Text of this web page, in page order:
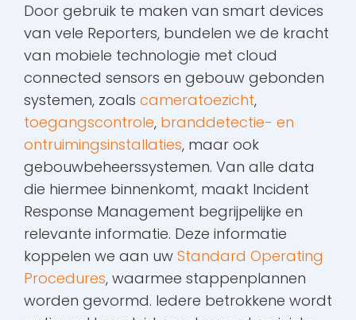
Door gebruik te maken van smart devices
van vele Reporters, bundelen we de kracht
van mobiele technologie met cloud
connected sensors en gebouw gebonden
systemen, zoals cameratoezicht,
toegangscontrole, branddetectie- en
ontruimingsinstallaties, maar ook
gebouwbeheerssystemen. Van alle data
die hiermee binnenkomt, maakt Incident
Response Management begrijpelijke en
relevante informatie. Deze informatie
koppelen we aan uw Standard Operating
Procedures, waarmee stappenplannen
worden gevormd. Iedere betrokkene wordt